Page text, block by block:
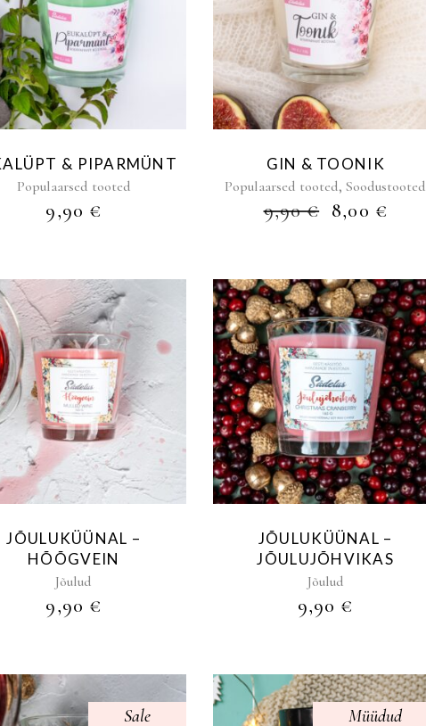
& PIPARMÜNT
Populaarsed tooted
9,90 €
GIN & TOONIK
Populaarsed tooted,Soodustooted
9,90€ ALGNE
8,00 €
JÕULUKÜÜNAL –
HÕÕGVEIN
Jõulud
9,90 €
JÕULUKÜÜNAL –
JÕULUJÕHVIKAS
Jõulud
9,90 €
Sale Müüdud